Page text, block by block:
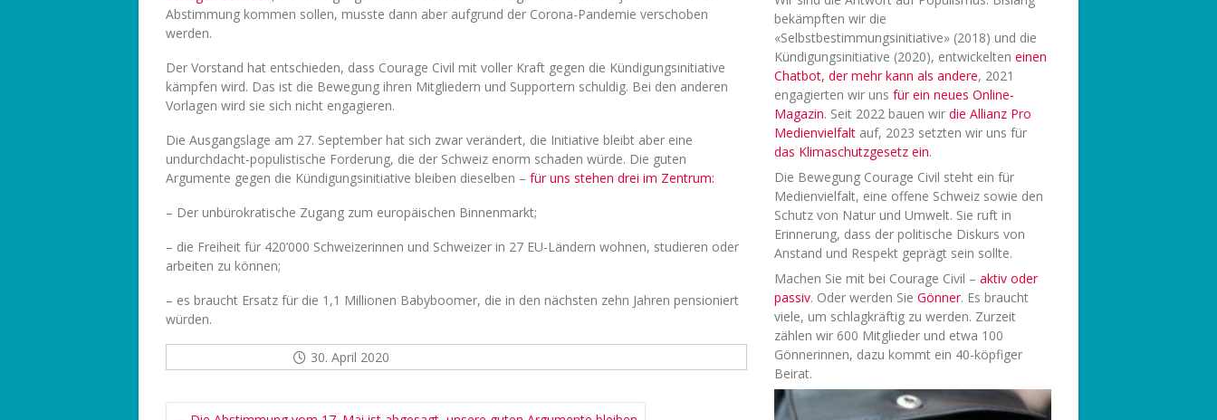
Abstimmung kommen sollen, musste dann aber aufgrund der Corona-Pandemie verschoben
werden.
Der Vorstand hat entschieden, dass Courage Civil mit voller Kraft gegen die Kündigungsinitiative
kämpfen wird. Das ist die Bewegung ihren Mitgliedern und Supportern schuldig. Bei den anderen
Vorlagen wird sie sich nicht engagieren.
Die Ausgangslage am 27. September hat sich zwar verändert, die Initiative bleibt aber eine
undurchdacht-populistische Forderung, die der Schweiz enorm schaden würde. Die guten
Argumente gegen die Kündigungsinitiative bleiben dieselben – für uns stehen drei im Zentrum:
– Der unbürokratische Zugang zum europäischen Binnenmarkt;
– die Freiheit für 420’000 Schweizerinnen und Schweizer in 27 EU-Ländern wohnen, studieren oder
arbeiten zu können;
– es braucht Ersatz für die 1,1 Millionen Babyboomer, die in den nächsten zehn Jahren pensioniert
würden.
30. April 2020
bekämpften wir die
«Selbstbestimmungsinitiative» (2018) und die
Kündigungsinitiative (2020), entwickelteneinen
Chatbot, der mehr kann als andere, 2021
engagierten wir unsfür ein neues Online-
Magazin. Seit 2022 bauen wirdie Allianz Pro
Medienvielfalt auf, 2023 setzten wir uns für
das Klimaschutzgesetz ein.
Die Bewegung Courage Civil steht ein für
Medienvielfalt, eine offene Schweiz sowie den
Schutz von Natur und Umwelt. Sie ruft in
Erinnerung, dass der politische Diskurs von
Anstand und Respekt geprägt sein sollte.
Machen Sie mit bei Courage Civil –aktiv oder
passiv. Oder werden SieGönner. Es braucht
viele, um schlagkräftig zu werden. Zurzeit
zählen wir 600 Mitglieder und etwa 100
Gönnerinnen, dazu kommt ein 40-köpfiger
Beirat.